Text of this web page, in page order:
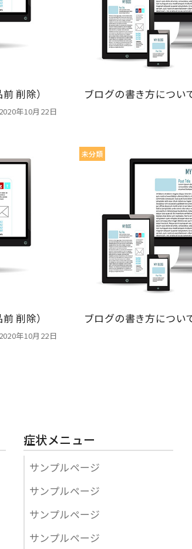
削除）
2020年10月22日
ブログの書き方につい
削除）
2020年10月22日
未分類
ブログの書き方につい
症状メニュー
サンプルページ
サンプルページ
サンプルページ
サンプルページ